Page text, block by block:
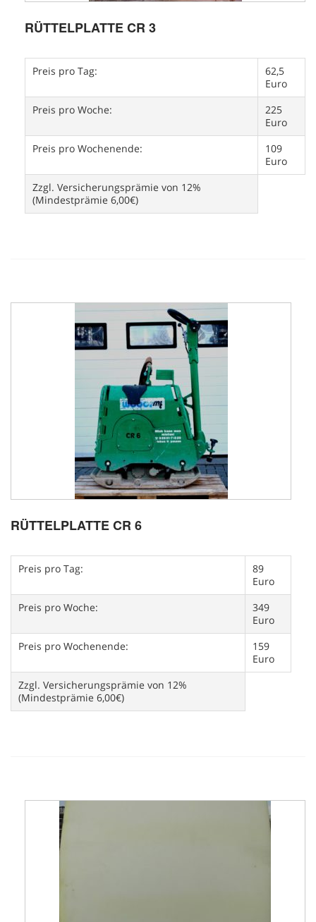
RÜTTELPLATTE CR 3
Preis pro Tag:
62,5
Euro
Preis pro Woche:
225
Euro
Preis pro Wochenende:
109
Euro
Zzgl. Versicherungsprämie von 12%
(Mindestprämie 6,00€)
RÜTTELPLATTE CR 6
Preis pro Tag:
89
Euro
Preis pro Woche:
349
Euro
Preis pro Wochenende:
159
Euro
Zzgl. Versicherungsprämie von 12%
(Mindestprämie 6,00€)